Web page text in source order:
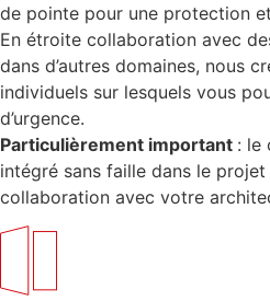
de pointe pour une protection
En étroite collaboration avec
dans d’autres domaines, nous
individuels sur lesquels vous
d’urgence.
Particulièrement important : le
intégré sans faille dans le
collaboration avec votre